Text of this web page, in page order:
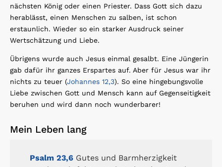
nächsten König oder einen Priester. Dass Gott sich dazu
herablässt, einen Menschen zu salben, ist schon
erstaunlich. Wieder so ein starker Ausdruck seiner
Wertschätzung und Liebe.
Übrigens wurde auch Jesus einmal gesalbt. Eine Jüngerin
gab dafür ihr ganzes Erspartes auf. Aber für Jesus war ihr
nichts zu teuer (Johannes 12,3). So eine hingebungsvolle
Liebe zwischen Gott und Mensch kann auf Gegenseitigkeit
beruhen und wird dann noch wunderbarer!
Mein Leben lang
Psalm 23,6 Gutes und Barmherzigkeit